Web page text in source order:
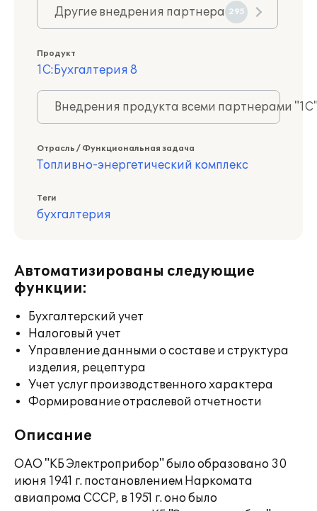
Другие внедрения партнера 295
Продукт
1С:Бухгалтерия 8
Внедрения продукта всеми партнерами
Отрасль / Функциональная задача
Топливно-энергетический комплекс
Теги
бухгалтерия
Автоматизированы следующие
функции:
Бухгалтерский учет
Налоговый учет
Управление данными о составе и структура
изделия, рецептура
Учет услуг производственного характера
Формирование отраслевой отчетности
Описание
ОАО "КБ Электроприбор" было образовано 30
июня 1941 г. постановлением Наркомата
авиапрома СССР, в 1951 г. оно было